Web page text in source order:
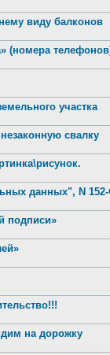
виду балконов
(номера
участка
свалку
данных", N
подписи»
на дорожку